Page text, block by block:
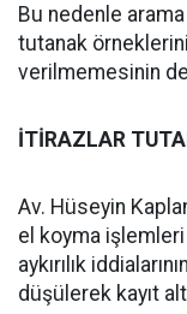
Bu nedenle
tutanak
verilmemesinin
İTİRAZLAR
Av. Hüseyin
el koyma
aykırılık
düşülerek kayıt